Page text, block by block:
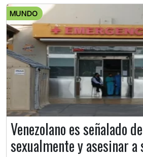
MUNDO
Venezolano es señalado
sexualmente y asesinar a